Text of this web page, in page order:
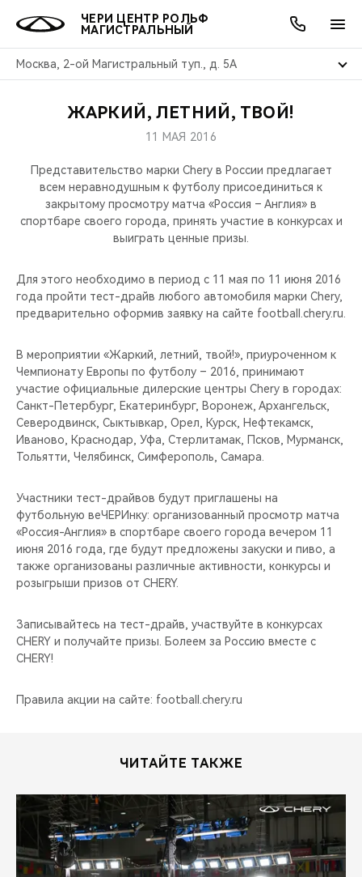
ЧЕРИ ЦЕНТР РОЛЬФ
МАГИСТРАЛЬНЫЙ
Москва, 2-ой Магистральный туп., д. 5А
МОДЕЛИ
КРОССОВЕРЫ
НОВИНКИ
ПОКУПАТЕЛЯМ
КРЕДИТ И СТРАХОВАНИЕ
ВЛАДЕЛЬЦАМ
ЗАПЧАСТИ И АКСЕССУАРЫ
CHERY CONNECT
МИР CHERY
О БРЕНДЕ
CHERY В СОЦСЕТЯХ
ЛЮДИ CHERY
БЛАГОТВОРИТЕЛЬНОСТЬ
CHERY REMOTE
CHERY И СПОРТ
НАШИ МЕРОПРИЯТИЯ
CHERY ДЛЯ ДЕТЕЙ
АКЦИИ
ОНЛАЙН СЕРВИСЫ
КРЕДИТ
О КОМПАНИИ
МЫ В СОЦСЕТЯХ
ЖАРКИЙ, ЛЕТНИЙ, ТВОЙ!
11 МАЯ 2016
Представительство марки Chery в России предлагает
всем неравнодушным к футболу присоединиться к
закрытому просмотру матча «Россия – Англия» в
спортбаре своего города, принять участие в конкурсах и
выиграть ценные призы.
Для этого необходимо в период с 11 мая по 11 июня 2016
года пройти тест-драйв любого автомобиля марки Chery,
предварительно оформив заявку на сайте football.chery.ru.
В мероприятии «Жаркий, летний, твой!», приуроченном к
Чемпионату Европы по футболу – 2016, принимают
участие официальные дилерские центры Chery в городах:
Санкт-Петербург, Екатеринбург, Воронеж, Архангельск,
Северодвинск, Сыктывкар, Орел, Курск, Нефтекамск,
Иваново, Краснодар, Уфа, Стерлитамак, Псков, Мурманск,
Тольятти, Челябинск, Симферополь, Самара.
Участники тест-драйвов будут приглашены на
футбольную веЧЕРИнку: организованный просмотр матча
«Россия-Англия» в спортбаре своего города вечером 11
июня 2016 года, где будут предложены закуски и пиво, а
также организованы различные активности, конкурсы и
розыгрыши призов от CHERY.
Записывайтесь на тест-драйв, участвуйте в конкурсах
СHERY и получайте призы. Болеем за Россию вместе с
CHERY!
Правила акции на сайте: football.chery.ru
ЧИТАЙТЕ ТАКЖЕ